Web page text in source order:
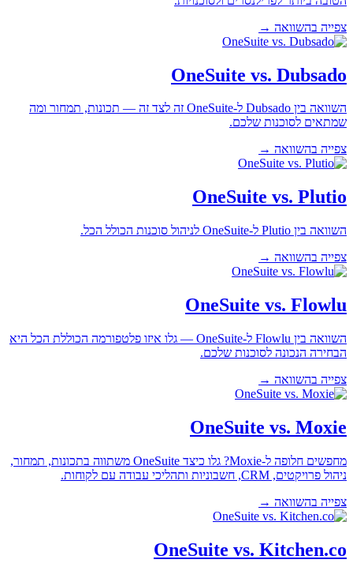
צפייה בהשוואה →
OneSuite vs. Dubsado
השוואה בין Dubsado ל-OneSuite זה לצד זה — תכונות, תמחור ומה
שמתאים לסוכנות שלכם.
צפייה בהשוואה →
OneSuite vs. Plutio
השוואה בין Plutio ל-OneSuite לניהול סוכנות הכולל הכל.
צפייה בהשוואה →
OneSuite vs. Flowlu
השוואה בין Flowlu ל-OneSuite — גלו איזו פלטפורמה הכוללת הכל היא
הבחירה הנכונה לסוכנות שלכם.
צפייה בהשוואה →
OneSuite vs. Moxie
מחפשים חלופה ל-Moxie? גלו כיצד OneSuite משתווה בתכונות, תמחור,
ניהול פרויקטים, CRM, חשבוניות ותהליכי עבודה עם לקוחות.
צפייה בהשוואה →
OneSuite vs. Kitchen.co